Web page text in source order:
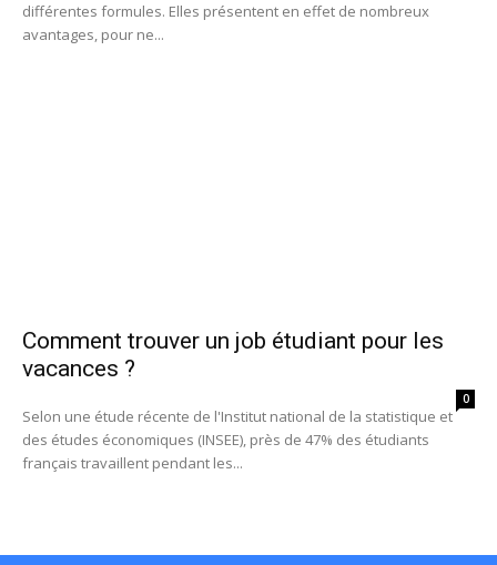
différentes formules. Elles présentent en effet de nombreux
avantages, pour ne...
Comment trouver un job étudiant pour les
vacances ?
0
Selon une étude récente de l'Institut national de la statistique et
des études économiques (INSEE), près de 47% des étudiants
français travaillent pendant les...